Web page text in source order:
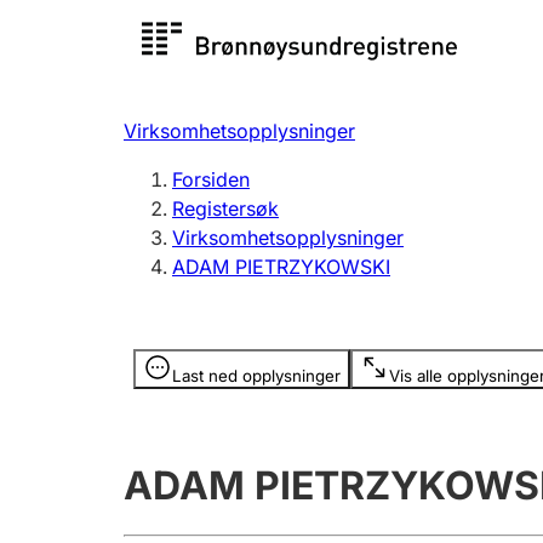
Registersøk
Registrere, endre, slette
Virksomhetsopplysninger
Forsiden
Registersøk
Virksomhetsopplysninger
ADAM PIETRZYKOWSKI
Last ned opplysninger Vis alle
Opplysninger er skjult
ADAM